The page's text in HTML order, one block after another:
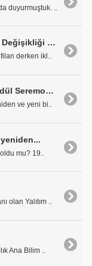
duyurmuştuk. ..
17 Ağustos'un 25. Yılı, İklim Değişikliği ve YALITIMIN ÖNEMİ
derken ikl..
Nisan Ayına Yapı Fuarı ve Ödül Seremonileri Damga Vurdu
ve yeni bi..
mu? 19..
olan Yalıtım ..
Ana Bilim ..